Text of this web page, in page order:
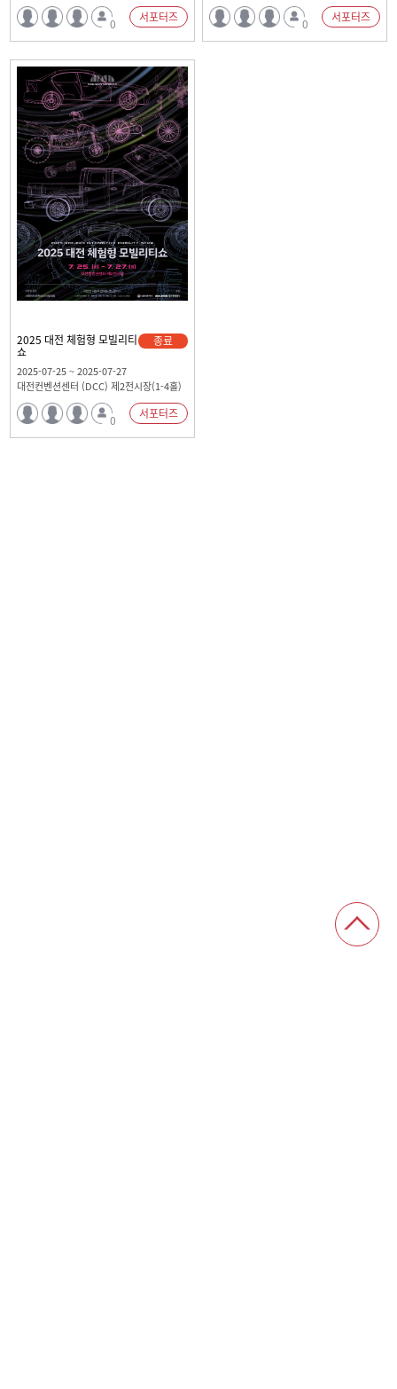
0 서포터즈 0 서포터즈
2025 대전 체험형 모빌리티
쇼
종료
2025-07-25 ~ 2025-07-27
대전컨벤션센터 (DCC) 제2전시장(1-4홀)
0 서포터즈